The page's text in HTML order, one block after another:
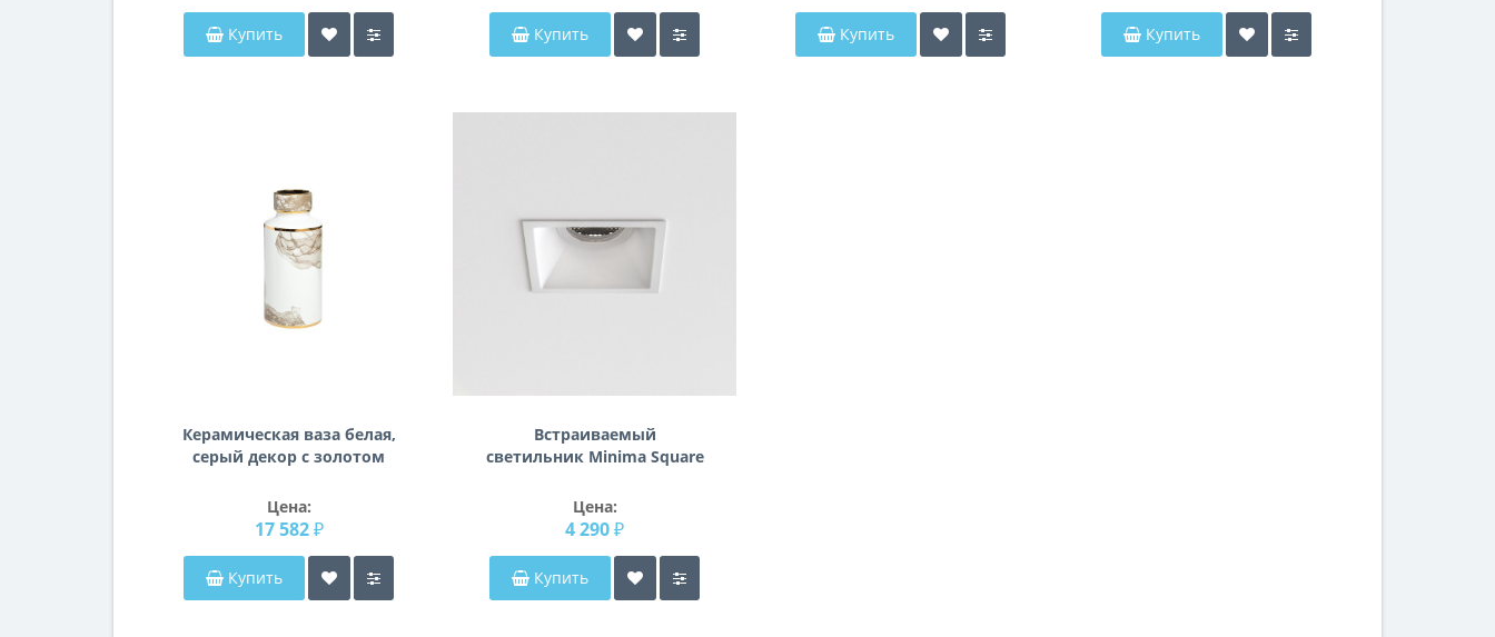
Купить Купить Купить Купить
Керамическая ваза белая,
серый декор с золотом
Цена:
17 582 ₽
Купить
Встраиваемый
светильник Minima Square
1249038
Цена:
4 290 ₽
Купить